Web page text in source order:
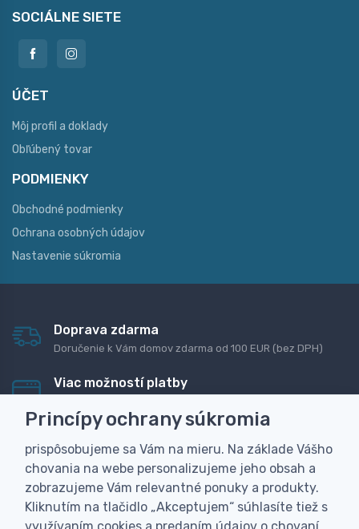
SOCIÁLNE SIETE
ÚČET
Môj profil a doklady
Obľúbený tovar
PODMIENKY
Obchodné podmienky
Ochrana osobných údajov
Nastavenie súkromia
Doprava zdarma
Doručenie k Vám domov zdarma od 100 EUR (bez DPH)
Viac možností platby
dobierku
Personalizácia
Vyrobíme Vám vlastný originálny darček
Skúsenosť
Široký sortiment, z ktorého Vám pomôžeme vybrať
Princípy ochrany súkromia
prispôsobujeme sa Vám na mieru. Na základe Vášho
chovania na webe personalizujeme jeho obsah a
zobrazujeme Vám relevantné ponuky a produkty.
Kliknutím na tlačidlo „Akceptujem“ súhlasíte tiež s